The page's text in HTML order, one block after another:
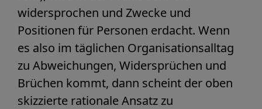
widersprochen und Zwecke und
Positionen für Personen erdacht. Wenn
es also im täglichen Organisationsalltag
zu Abweichungen, Widersprüchen und
Brüchen kommt, dann scheint der oben
skizzierte rationale Ansatz zu